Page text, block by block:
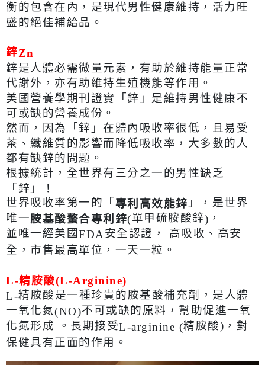
衡的包含在內，是現代男性健康維持，活力旺
盛的絕佳補給品。
鋅Zn
鋅是人體必需微量元素，有助於維持能量正常
代謝外，亦有助維持生殖機能等作用。
美國營養學期刊證實「鋅」是維持男性健康不
可或缺的營養成份。
然而，因為「鋅」在體內吸收率很低，且易受
茶、纖維質的影響而降低吸收率，大多數的人
都有缺鋅的問題。
根據統計，全世界有三分之一的男性缺乏
「鋅」！
世界吸收率第一的「 專利高效能鋅 」，是世界
唯一胺基酸螯合專利鋅(單甲硫胺酸鋅) ，
並唯一經美國FDA安全認證， 高吸收、高安
全，市售最高單位，一天一粒。
L-精胺酸(L-Arginine)
L-精胺酸是一種珍貴的胺基酸補充劑，是人體
一氧化氮(NO)不可或缺的原料，幫助促進一氧
化氮形成 。長期接受L-arginine (精胺酸)，對
保健具有正面的作用。